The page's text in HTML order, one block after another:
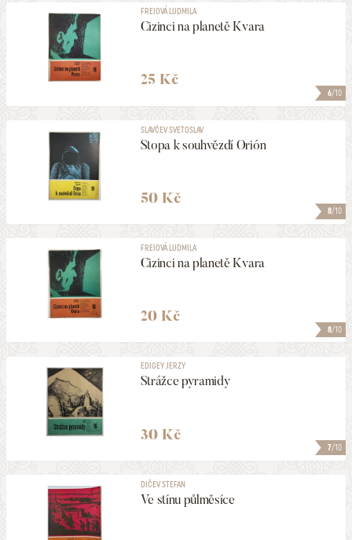
6/10
FREIOVÁ LUDMILA
Cizinci na planetě Kvara
25 Kč
8/10
SLAVČEV SVETOSLAV
Stopa k souhvězdí Orión
50 Kč
8/10
FREIOVÁ LUDMILA
Cizinci na planetě Kvara
20 Kč
7/10
EDIGEY JERZY
Strážce pyramidy
30 Kč
DIČEV STEFAN
Ve stínu půlměsíce